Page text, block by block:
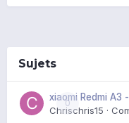
Sujets
0
xiaomi Redmi A3
Chrischris15 ·